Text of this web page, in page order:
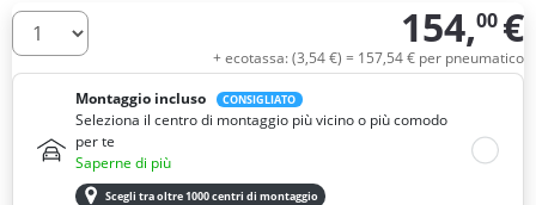
Quantità 154,00 €
+ ecotassa: (3,54€) = 157,54€ per pneumatico
Montaggio incluso
CONSIGLIATO
Seleziona il centro di montaggio più vicino o più comodo
per te
Saperne di più
Scegli tra oltre 1000 centri di montaggio